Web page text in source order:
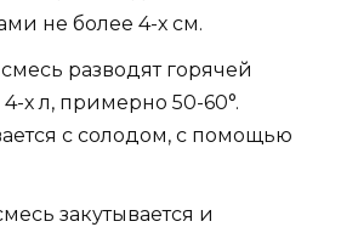
не более 4-х см.
разводят горячей
х л, примерно 50-60°.
с солодом, с помощью
закутывается и